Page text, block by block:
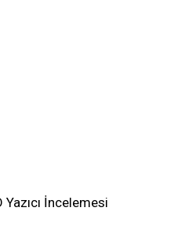
İncelemesi